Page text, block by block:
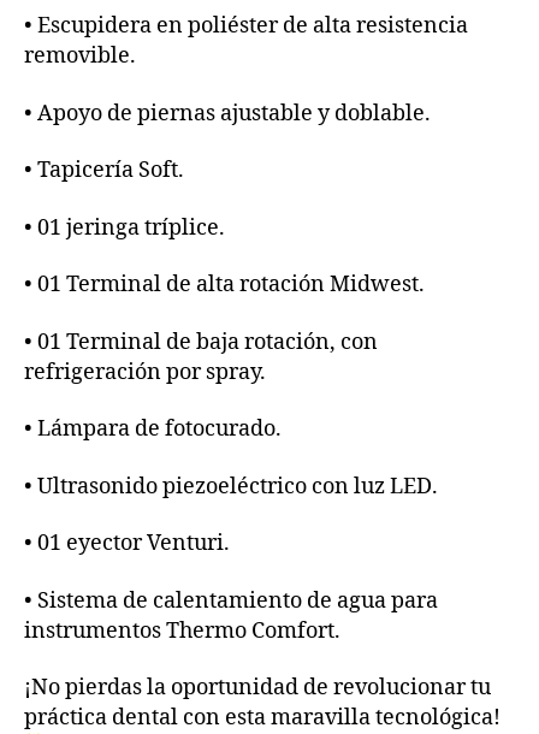
• Escupidera en poliéster de alta resistencia
removible.
• Apoyo de piernas ajustable y doblable.
• Tapicería Soft.
• 01 jeringa tríplice.
• 01 Terminal de alta rotación Midwest.
• 01 Terminal de baja rotación, con
refrigeración por spray.
• Lámpara de fotocurado.
• Ultrasonido piezoeléctrico con luz LED.
• 01 eyector Venturi.
• Sistema de calentamiento de agua para
instrumentos Thermo Comfort.
¡No pierdas la oportunidad de revolucionar tu
práctica dental con esta maravilla tecnológica!